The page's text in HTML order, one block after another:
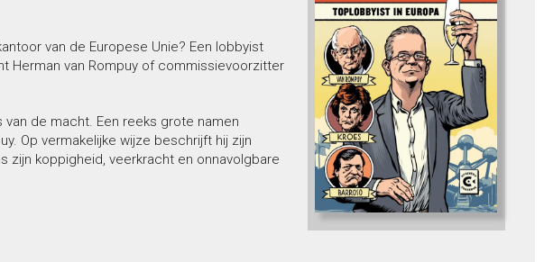
van de Europese Unie? Een lobbyist
Herman van Rompuy of commissievoorzitter
de macht. Een reeks grote namen
Op vermakelijke wijze beschrijft hij zijn
zijn koppigheid, veerkracht en onnavolgbare